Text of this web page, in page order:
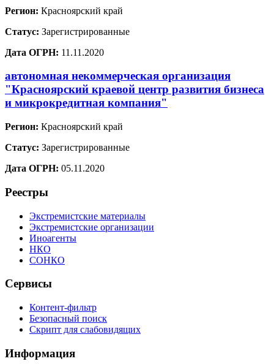
Регион: Красноярский край
Статус: Зарегистрированные
Дата ОГРН: 11.11.2020
автономная некоммерческая организация
"Красноярский краевой центр развития бизнеса
и микрокредитная компания"
Регион: Красноярский край
Статус: Зарегистрированные
Дата ОГРН: 05.11.2020
Реестры
Экстремистские материалы
Экстремистские организации
Иноагенты
НКО
СОНКО
Сервисы
Контент-фильтр
Безопасный поиск
Скрипт для слабовидящих
Информация